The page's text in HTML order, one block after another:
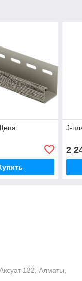
J-
2
132, Алматы,